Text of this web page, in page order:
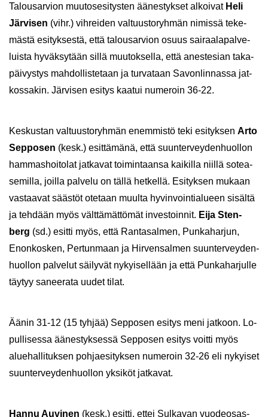
Ta­lous­ar­vion muu­tos­esi­tys­ten ää­nes­tyk­set al­koi­vat Heli
Jär­vi­sen (vihr.) vih­rei­den val­tuus­to­ryh­män ni­mis­sä te­ke­
mäs­tä esi­tyk­ses­tä, että ta­lous­ar­vion osuus sai­raa­la­pal­ve­
luis­ta hy­väk­sy­tään sillä muu­tok­sel­la, että anes­te­sian ta­ka­
päi­vys­tys mah­dol­lis­te­taan ja tur­va­taan Sa­von­lin­nas­sa jat­
kos­sa­kin. Jär­vi­sen esi­tys kaa­tui nu­me­roin 36-22.
Kes­kus­tan val­tuus­to­ryh­män enem­mis­tö teki esi­tyk­sen Arto
Sep­po­sen (kesk.) esit­tä­mä­nä, että suun­ter­vey­den­huol­lon
ham­mas­hoi­to­lat jat­ka­vat toi­min­taan­sa kai­kil­la niil­lä so­tea­
se­mil­la, joil­la pal­ve­lu on tällä het­kel­lä. Esi­tyk­sen mu­kaan
vas­taa­vat sääs­töt ote­taan muul­ta hy­vin­voin­tia­lu­een si­säl­tä
ja teh­dään myös vält­tä­mät­tö­mät in­ves­toin­nit. Eija Sten­
berg (sd.) esit­ti myös, että Ran­ta­sal­men, Pun­ka­har­jun,
Enon­kos­ken, Per­tun­maan ja Hir­ven­sal­men suun­ter­vey­den­
huol­lon pal­ve­lut säi­ly­vät ny­kyi­sel­lään ja että Pun­ka­har­jul­le
täy­tyy sa­nee­ra­ta uudet tilat.
Äänin 31-12 (15 tyh­jää) Sep­po­sen esi­tys meni jat­koon. Lo­
pul­li­ses­sa ää­nes­tyk­ses­sä Sep­po­sen esi­tys voit­ti myös
alue­hal­li­tuk­sen poh­jae­si­tyk­sen nu­me­roin 32-26 eli ny­kyi­set
suun­ter­vey­den­huol­lon yk­si­köt jat­ka­vat.
Hannu Au­vi­nen (kesk.) esit­ti, ettei Sul­ka­van vuo­deo­sas­